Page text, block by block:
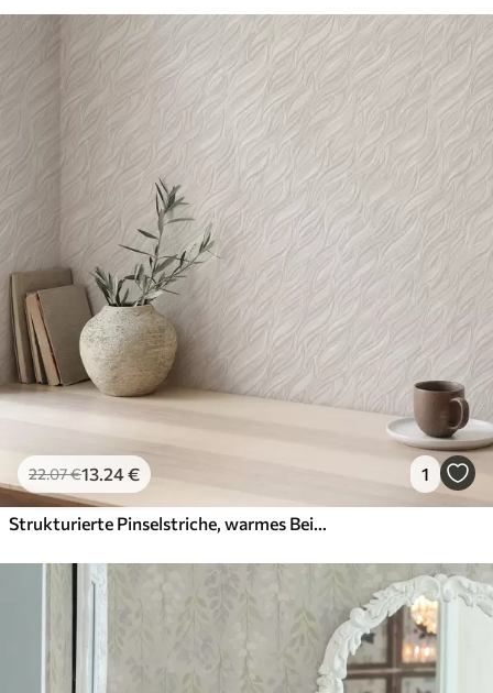
22.07€13.24€ 1
Strukturierte Pinselstriche, warmes Beige